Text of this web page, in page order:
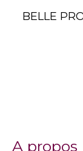
BELLE
a propos